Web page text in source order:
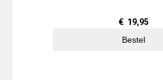
€ 19,95
Bestel